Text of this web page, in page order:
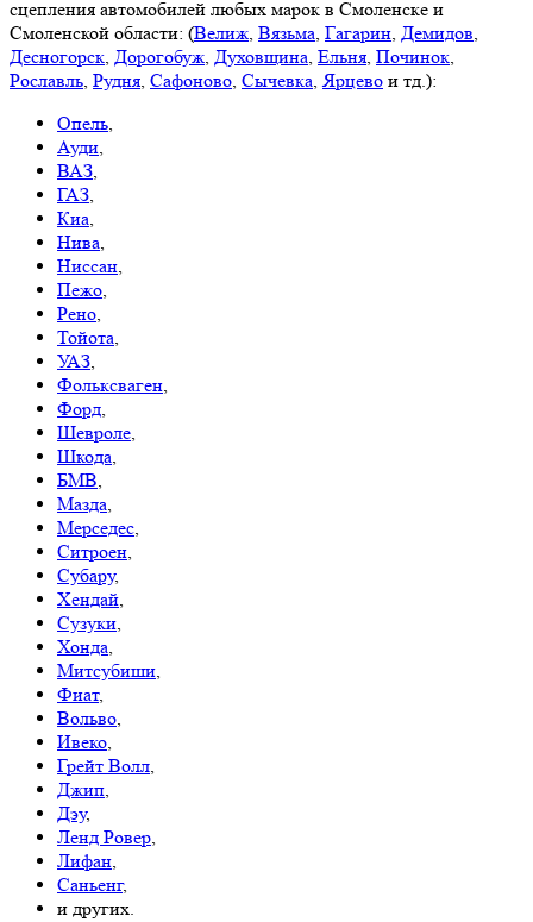
сцепления автомобилей любых марок в Смоленске и
Смоленской области: (Велиж, Вязьма, Гагарин, Демидов,
Десногорск, Дорогобуж, Духовщина, Ельня, Починок,
Рославль, Рудня, Сафоново, Сычевка,Ярцево и тд.):
Опель,
Ауди,
ВАЗ,
ГАЗ,
Киа,
Нива,
Ниссан,
Пежо,
Рено,
Тойота,
УАЗ,
Фольксваген,
Форд,
Шевроле,
Шкода,
БМВ,
Мазда,
Мерседес,
Ситроен,
Субару,
Хендай,
Сузуки,
Хонда,
Митсубиши,
Фиат,
Вольво,
Ивеко,
Грейт Волл,
Джип,
Дэу,
Ленд Ровер,
Лифан,
Саньенг,
и других.